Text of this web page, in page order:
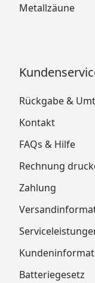
Metallzäune
Rückgabe &
Kontakt
FAQs & Hilfe
Rechnung
Zahlung
Batteriegesetz